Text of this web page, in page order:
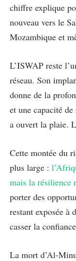
chiffre explique
nouveau vers le
Mozambique et
L’ISWAP reste
réseau. Son
donne de la
et une capacité
a ouvert la plaie.
Cette montée du
plus large :
mais la résilience
porter des
restant exposée à
casser la
La mort d’Al-